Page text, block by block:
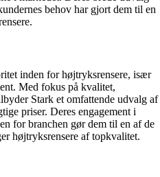
behov har gjort dem til en
inden for højtryksrensere, især
Med fokus på kvalitet,
Stark et omfattende udvalg af
priser. Deres engagement i
for branchen gør dem til en af de
højtryksrensere af topkvalitet.